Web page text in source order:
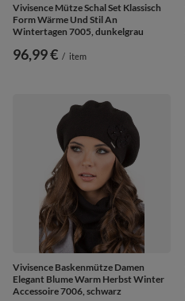
Vivisence Mütze Schal Set Klassisch
Form Wärme Und Stil An
Wintertagen 7005, dunkelgrau
96,99 € / item
Vivisence Baskenmütze Damen
Elegant Blume Warm Herbst Winter
Accessoire 7006, schwarz